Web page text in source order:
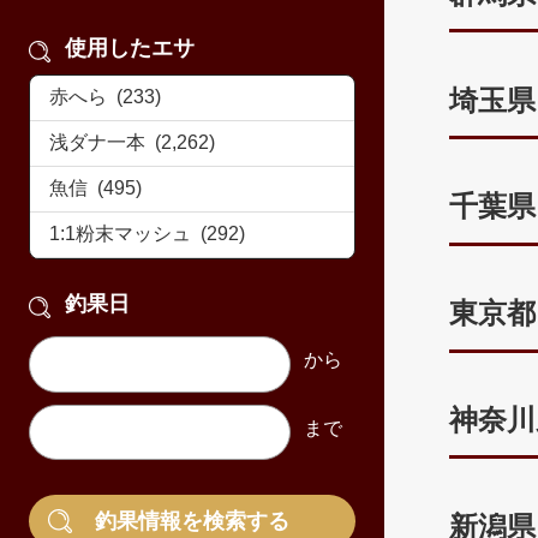
使用したエサ
釣果日
埼玉県
千葉県
東京都
神奈
新潟県